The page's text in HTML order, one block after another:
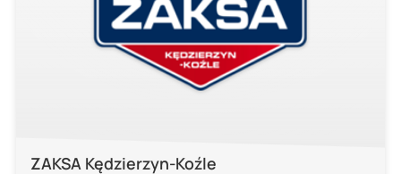
ZAKSA Kędzierzyn-Koźle